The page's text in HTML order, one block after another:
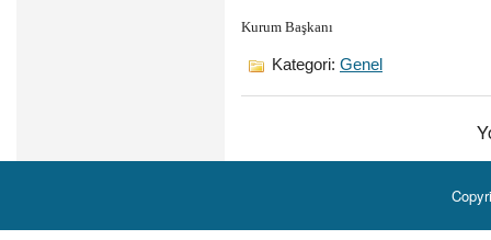
Kurum Başkanı
Kategori: Genel